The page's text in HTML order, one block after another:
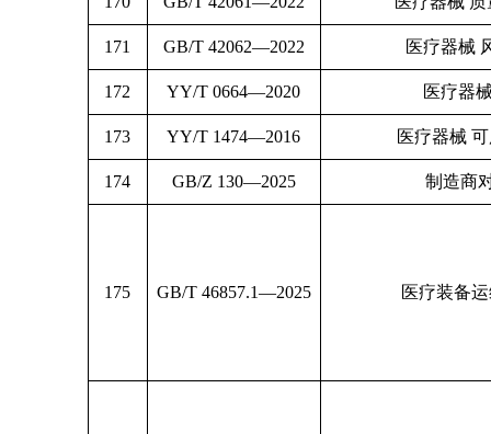
171 GB/T 42062—2022 医疗器械
172 YY/T 0664—2020 医疗器
173 YY/T 1474—2016 医疗器械
174 GB/Z 130—2025 制造商
175 GB/T 46857.1—2025 医疗装备